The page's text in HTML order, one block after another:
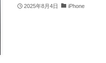
2025年8月4日 iPhone